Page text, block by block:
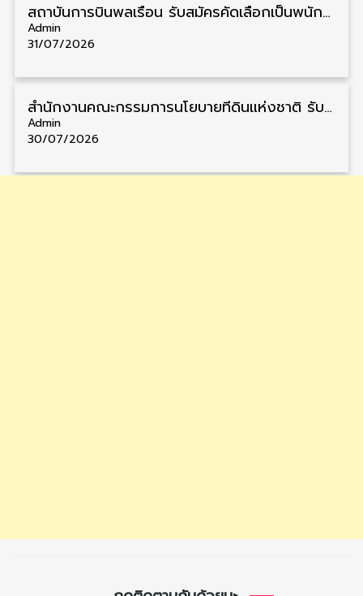
สถาบันการบินพลเรือน รับสมัครคัดเลือกเป็นพนักงาน วุฒิ ป.ตรี/ป.โท/ป.เอก 11 อัตรา รับสมัคร 27 กรกฎาคม – 10 สิงหาคม
Admin
31/07/2026
สำนักงานคณะกรรมการนโยบายที่ดินแห่งชาติ รับสมัครคัดเลือกพนักงานราชการ วุฒิ ป.ตรี 6 อัตรา รับสมัคร 13 กรกฎาคม – 6 สิงหาคม
Admin
30/07/2026